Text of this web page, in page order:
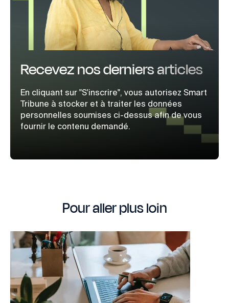
Recevez nos derniers articles
En cliquant sur "S'inscrire", vous autorisez Smart
Tribune à stocker et à traiter les données
personnelles soumises ci-dessus afin de vous
fournir le contenu demandé.
Pour aller plus loin